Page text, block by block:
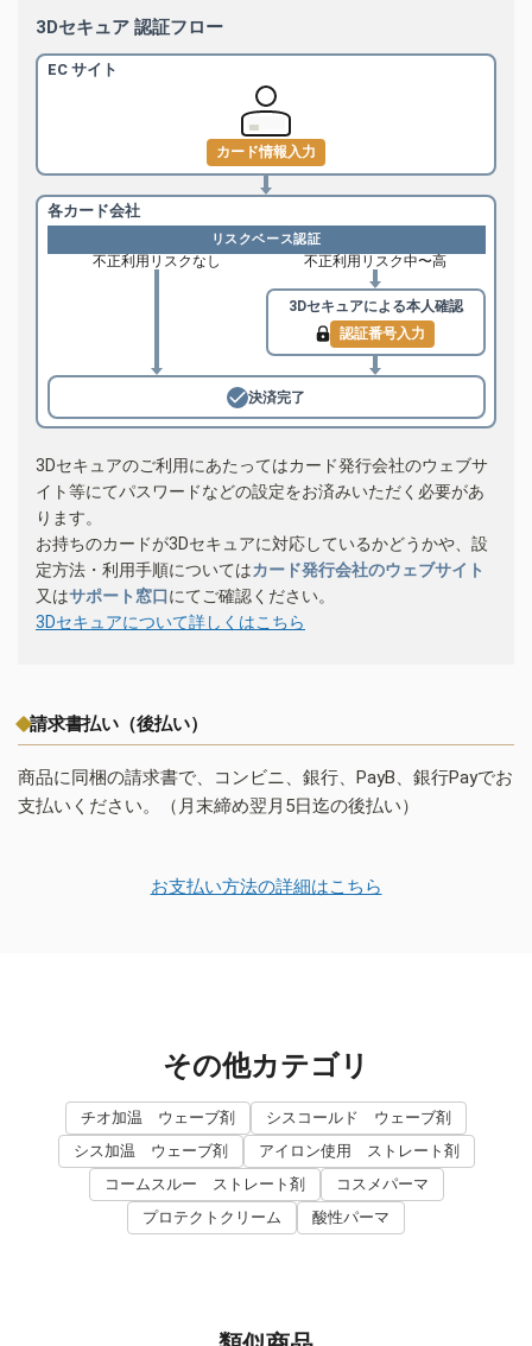
3Dセキュア 認証フロー
EC サイト
カード情報入力
各カード会社
リスクベース認証
不正利用リスクなし 不正利用リスク中〜高
3Dセキュアによる本人確認
認証番号入力
決済完了
3Dセキュアのご利用にあたってはカード発行会社のウェブサ
イト等にてパスワードなどの設定をお済みいただく必要があ
ります。
お持ちのカードが3Dセキュアに対応しているかどうかや、設
定方法・利用手順についてはカード発行会社のウェブサイト
又はサポート窓口にてご確認ください。
3Dセキュアについて詳しくはこちら
請求書払い（後払い）
商品に同梱の請求書で、コンビニ、銀行、PayB、銀行Payでお
支払いください。（月末締め翌月5日迄の後払い）
お支払い方法の詳細はこちら
その他カテゴリ
チオ加温 ウェーブ剤
シスコールド ウェーブ剤
シス加温 ウェーブ剤
アイロン使用 ストレート剤
コームスルー ストレート剤
コスメパーマ
プロテクトクリーム
酸性パーマ